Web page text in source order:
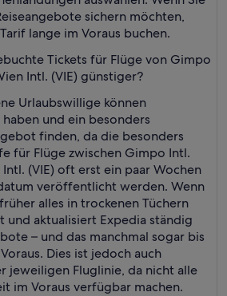
sichern möchten,
lange im Voraus buchen.
Tickets für Flüge von Gimpo
Intl. (VIE) günstiger?
Urlaubswillige können
und ein besonders
finden, da die besonders
für Flüge zwischen Gimpo Intl.
(VIE) oft erst ein paar Wochen
veröffentlicht werden. Wenn
alles in trockenen Tüchern
und aktualisiert Expedia ständig
– und das manchmal sogar bis
Dies ist jedoch auch
jeweiligen Fluglinie, da nicht alle
im Voraus verfügbar machen.